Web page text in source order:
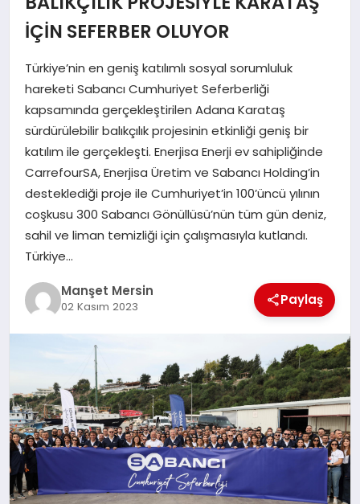
KÜLTÜR SANAT
MAGAZİN
SAĞLIK
SİYASET
SPOR
DİĞER
İÇİN SEFERBER OLUYOR
Türkiye’nin en geniş katılımlı sosyal sorumluluk
hareketi Sabancı Cumhuriyet Seferberliği
kapsamında gerçekleştirilen Adana Karataş
sürdürülebilir balıkçılık projesinin etkinliği geniş bir
katılım ile gerçekleşti. Enerjisa Enerji ev sahipliğinde
CarrefourSA, Enerjisa Üretim ve Sabancı Holding’in
desteklediği proje ile Cumhuriyet’in 100’üncü yılının
coşkusu 300 Sabancı Gönüllüsü’nün tüm gün deniz,
sahil ve liman temizliği için çalışmasıyla kutlandı.
Türkiye…
Manşet Mersin
02 Kasım 2023 Paylaş